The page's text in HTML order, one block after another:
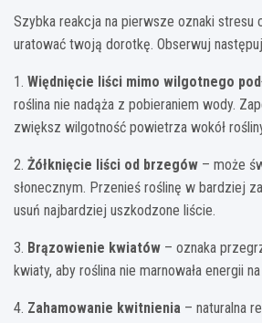
Szybka reakcja na pierwsze oznaki stresu
uratować twoją dorotkę. Obserwuj
1. Więdnięcie liści mimo wilgotnego
roślina nie nadąża z pobieraniem wody.
zwiększ wilgotność powietrza wokół
2. Żółknięcie liści od brzegów – może
słonecznym. Przenieś roślinę w bardziej
usuń najbardziej uszkodzone liście.
3. Brązowienie kwiatów – oznaka
kwiaty, aby roślina nie marnowała energii
4. Zahamowanie kwitnienia – naturalna